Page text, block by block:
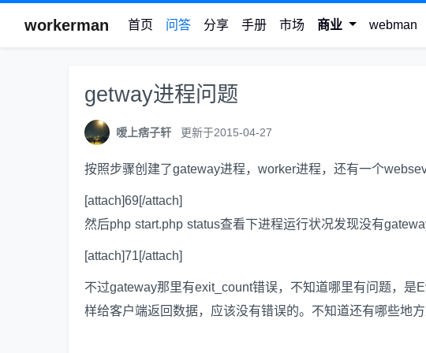
workerman 首页 问答 分享 手册 市场 商业 webman
getway进程问题
嗳上痞子轩 更新于2015-04-27
按照步骤创建了gateway进程，worker进程，还有一个
[attach]69[/attach]
然后php start.php status查看下进程运行状况发现没有
[attach]71[/attach]
不过gateway那里有exit_count错误，不知道哪里有问题，是
样给客户端返回数据，应该没有错误的。不知道还有哪些地